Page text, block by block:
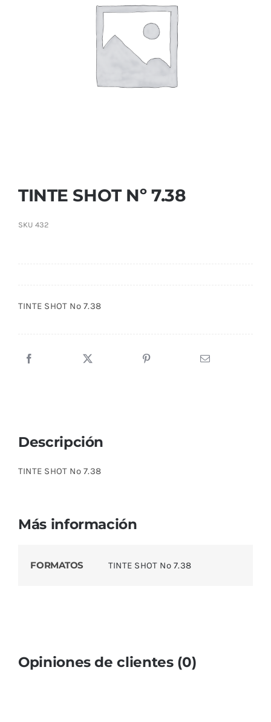
TINTE SHOT Nº 7.38
SKU 432
TINTE SHOT Nº 7.38
Descripción
TINTE SHOT Nº 7.38
Más información
FORMATOS TINTE SHOT Nº 7.38
Opiniones de clientes (0)